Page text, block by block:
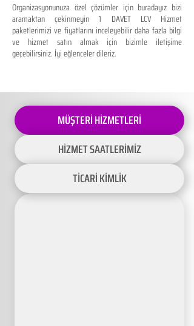
Organizasyonunuza özel çözümler için buradayız bizi
aramaktan çekinmeyin 1 DAVET LCV Hizmet
paketlerimizi ve fiyatlarını inceleyebilir daha fazla bilgi
ve hizmet satın almak için bizimle iletişime
geçebilirsiniz. İyi eğlenceler dileriz.
MÜŞTERİ HİZMETLERİ
HİZMET SAATLERİMİZ
TİCARİ KİMLİK